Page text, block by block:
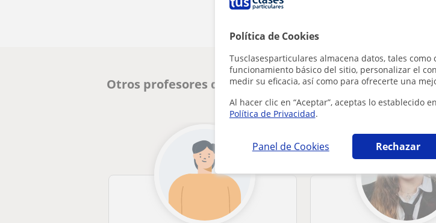
Política de Cookies
Tusclasesparticulares almacena datos, tales como
funcionamiento básico del sitio, personalizar el
medir su eficacia, así como para ofrecerte una
Al hacer clic en “Aceptar”, aceptas lo establecido
Política de Privacidad.
Panel de Cookies Rechazar
Otros profesores de Oposiciones Cuerpos de